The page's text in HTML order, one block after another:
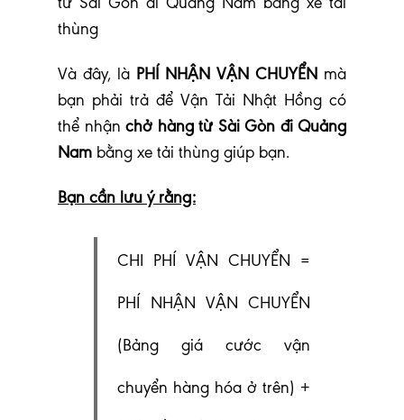
Và đây, là PHÍ NHẬN VẬN CHUYỂN mà
bạn phải trả để Vận Tải Nhật Hồng có
thể nhận chở hàng từ Sài Gòn đi Quảng
Nam bằng xe tải thùng giúp bạn.
Bạn cần lưu ý rằng:
CHI PHÍ VẬN CHUYỂN =
PHÍ NHẬN VẬN CHUYỂN
(Bảng giá cước vận
chuyển hàng hóa ở trên) +